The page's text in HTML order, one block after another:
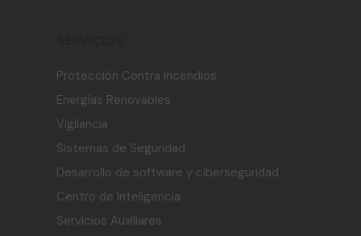
Protección Contra Incendios
Energías Renovables
Vigilancia
Sistemas de Seguridad
Desarrollo de software y ciberseguridad
Centro de Inteligencia
Servicios Auxiliares